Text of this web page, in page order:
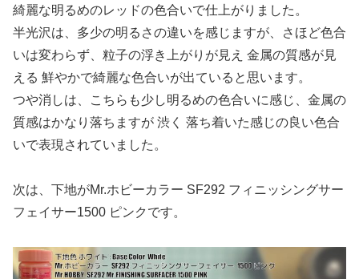
綺麗な明るめのレッドの色合いで仕上がりました。
半光沢は、多少の明るさの違いを感じますが、さほど色合
いは変わらず、粒子の浮き上がりが見え 金属の質感が見
える 鮮やかで綺麗な色合いが出ていると思います。
つや消しは、こちらも少し明るめの色合いに感じ、金属の
質感はかなり落ちますが 渋く 落ち着いた感じの良い色合
いで表現されていました。
次は、下地がMr.ホビーカラー SF292 フィニッシングサー
フェイサー1500 ピンクです。